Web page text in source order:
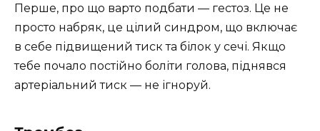
Перше, про що варто подбати — гестоз. Це не
просто набряк, це цілий синдром, що включає
в себе підвищений тиск та білок у сечі. Якщо
тебе почало постійно боліти голова, піднявся
артеріальний тиск — не ігноруй.